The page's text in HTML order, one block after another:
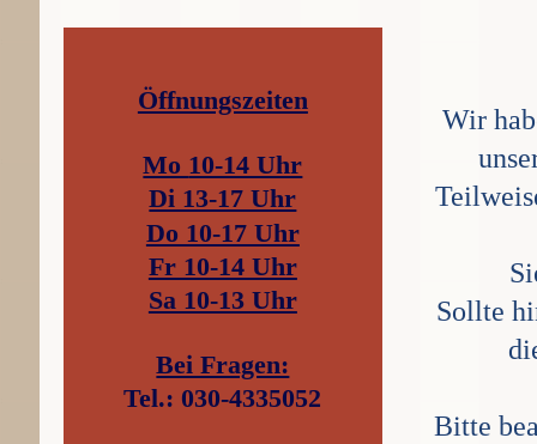
Wir
Sollte
Bitte
Öffnungszeiten
Mo 10-14 Uhr
Di 13-17 Uhr
Do 10-17 Uhr
Fr 10-14 Uhr
Sa 10-13 Uhr
Bei Fragen:
Tel.: 030-4335052